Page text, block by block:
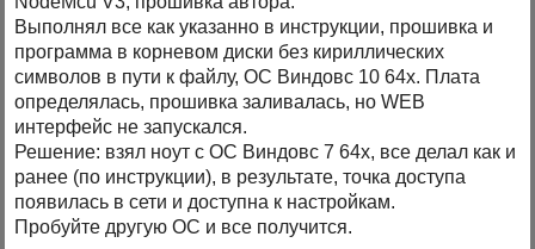
Выполнял все как указанно в инструкции, прошивка и
программа в корневом диски без кириллических
символов в пути к файлу, ОС Виндовс 10 64х. Плата
определялась, прошивка заливалась, но WEB
интерфейс не запускался.
Решение: взял ноут с ОС Виндовс 7 64х, все делал как и
ранее (по инструкции), в результате, точка доступа
появилась в сети и доступна к настройкам.
Пробуйте другую ОС и все получится.